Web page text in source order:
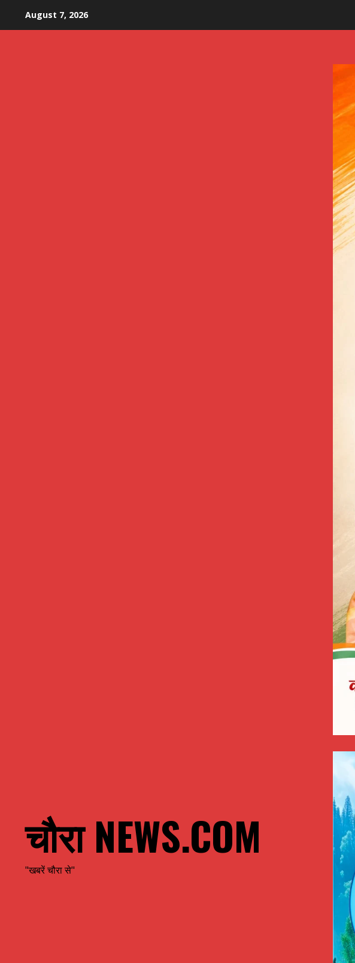
August 7, 2026
चौरा NEWS.COM
"खबरें चौरा से"